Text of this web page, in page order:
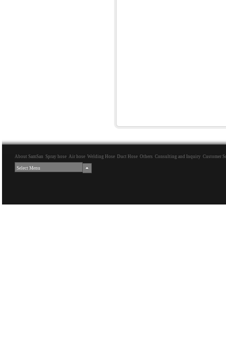
About SamSan Spray hose Air hose Welding Hose Duct Hose Others Consulting and Inquiry Customer